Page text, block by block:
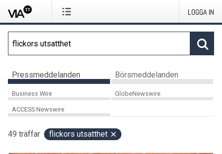
LOGGA IN
Pressmeddelanden Börsmeddelanden
Business Wire GlobeNewswire
ACCESS Newswire
49 träffar flickors utsatthet